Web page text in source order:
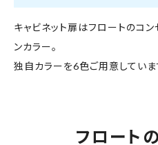
キャビネット扉はフロートのコ
ンカラー。
独自カラーを6色ご用意していま
フロート